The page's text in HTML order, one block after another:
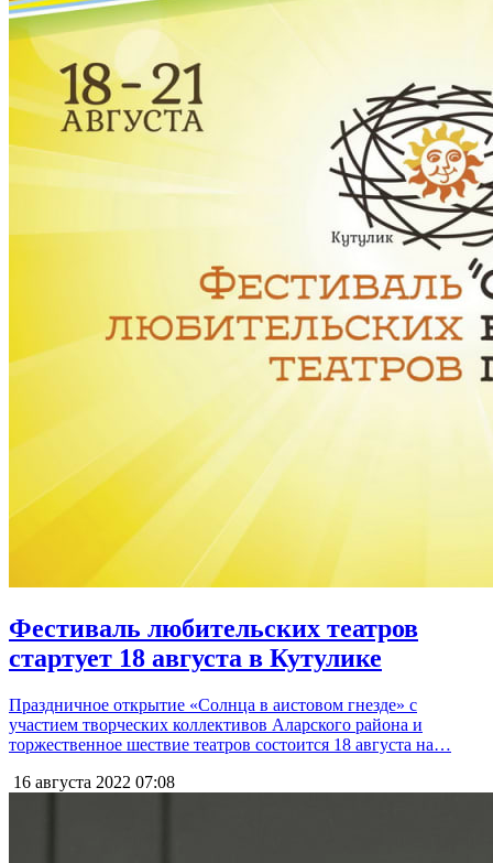
Фестиваль любительских театров
стартует 18 августа в Кутулике
Праздничное открытие «Солнца в аистовом гнезде» с
участием творческих коллективов Аларского района и
торжественное шествие театров состоится 18 августа на…
16 августа 2022 07:08